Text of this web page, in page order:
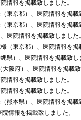
情報を掲載致しました。
東京都）、医院情報を掲載
東京都）、医院情報を掲載
医院情報を掲載致しました
（東京都）、医院情報を
県）、医院情報を掲載致し
阪府）、医院情報を掲載
情報を掲載致しました。
情報を掲載致しました。
熊本県）、医院情報を掲載
情報を掲載致しました。